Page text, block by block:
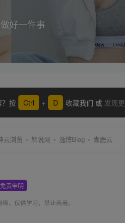
好一件事
？按 Ctrl + D 收藏我们 或 发现
云浏览 解说网 逸博Blog 青鹿云
免责申明
络，仅供学习，禁止商用。